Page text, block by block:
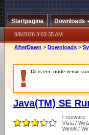
Startpagina Downloads
8/8/2026 3:03:35 AM
AfterDawn > Downloads >
Dit is een oude versie
Java(TM) SE
Freeware
Vista /
Win98 /